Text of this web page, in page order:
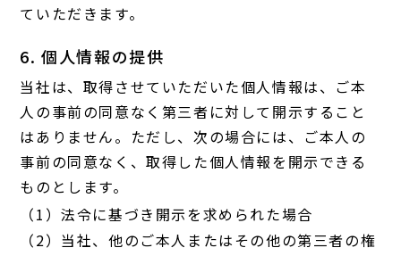
ていただきます。
6. 個人情報の提供
当社は、取得させていただいた個人情報は、ご本
人の事前の同意なく第三者に対して開示すること
はありません。ただし、次の場合には、ご本人の
事前の同意なく、取得した個人情報を開示できる
ものとします。
（1）法令に基づき開示を求められた場合
（2）当社、他のご本人またはその他の第三者の権